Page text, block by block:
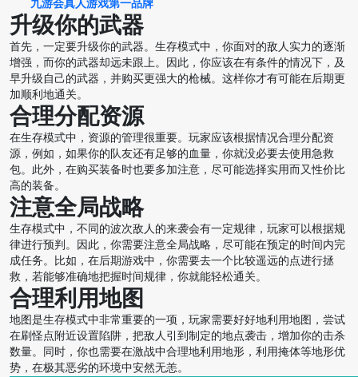
九游会真人游戏第一品牌
升级你的武器
首先，一定要升级你的武器。生存模式中，你面对的敌人实力的逐渐
增强，而你的武器却远未跟上。因此，你应该在有条件的情况下，及
早升级自己的武器，并购买更强大的枪械。这样你才有可能在后期更
加顺利地通关。
合理分配资源
在生存模式中，资源的管理很重要。玩家应该根据情况合理分配资
源，例如，如果你的队友还有足够的血量，你就没必要去使用急救
包。此外，在购买装备时也要多加注意，尽可能选择实用而又性价比
高的装备。
注意全局战略
生存模式中，不同的波次敌人的来袭会有一定规律，玩家可以根据规
律进行预判。因此，你需要注意全局战略，尽可能在预定的时间内完
成任务。比如，在后期游戏中，你需要去一个比较遥远的点进行拯
救，若能够准确地把握时间规律，你就能轻松通关。
合理利用地图
地图是生存模式中非常重要的一项，玩家需要好好地利用地图，尝试
在刷怪点附近设置陷阱，把敌人引到制定的地点袭击，增加你的击杀
数量。同时，你也需要在激战中合理地利用地形，利用掩体等地形优
势，在极其恶劣的环境中安然无恙。